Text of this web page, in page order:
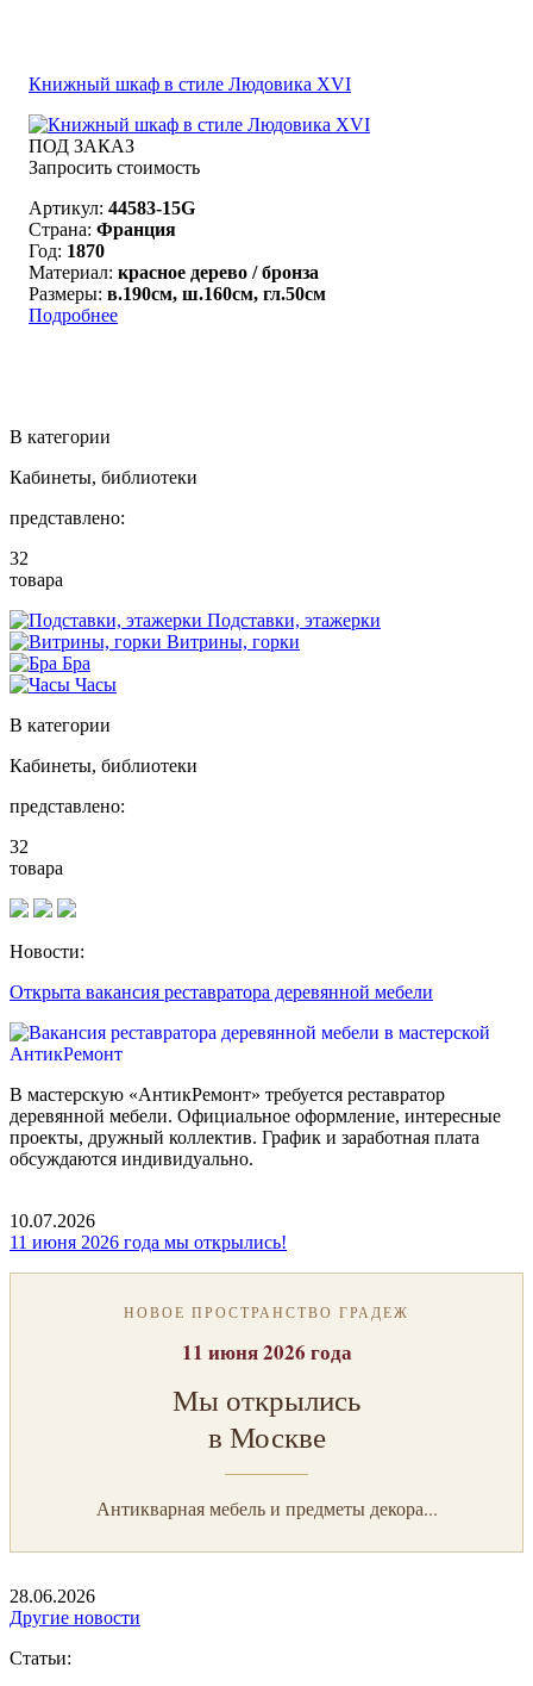
Книжный шкаф в стиле Людовика XVI
ПОД ЗАКАЗ
Запросить стоимость
Артикул: 44583-15G
Страна: Франция
Год: 1870
Материал: красное дерево / бронза
Размеры: в.190см, ш.160см, гл.50см
Подробнее
В категории
Кабинеты, библиотеки
представлено:
32
товара
Подставки, этажерки
Витрины, горки
Бра
Часы
В категории
Кабинеты, библиотеки
представлено:
32
товара
Новости:
Открыта вакансия реставратора деревянной мебели
В мастерскую «АнтикРемонт» требуется реставратор
деревянной мебели. Официальное оформление, интересные
проекты, дружный коллектив. График и заработная плата
обсуждаются индивидуально.
10.07.2026
11 июня 2026 года мы открылись!
НОВОЕ ПРОСТРАНСТВО ГРАДЕЖ
11 июня 2026 года
Мы открылись
в Москве
Антикварная мебель и предметы декора...
28.06.2026
Другие новости
Статьи: